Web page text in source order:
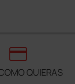
credit_card
QUIERAS